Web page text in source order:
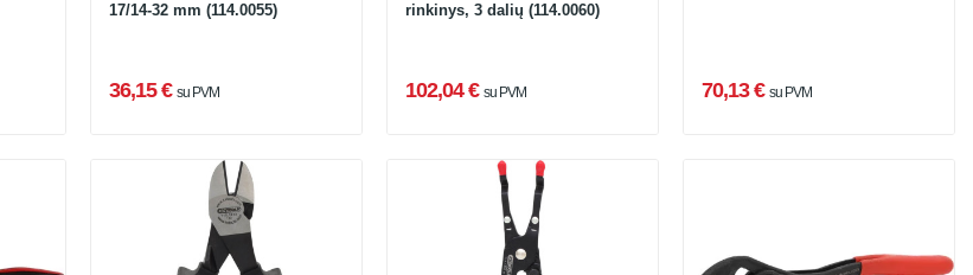
17/14-32 mm (114.0055)
36,15 € su PVM
rinkinys, 3 dalių (114.0060)
102,04 € su PVM 70,13 € su PVM